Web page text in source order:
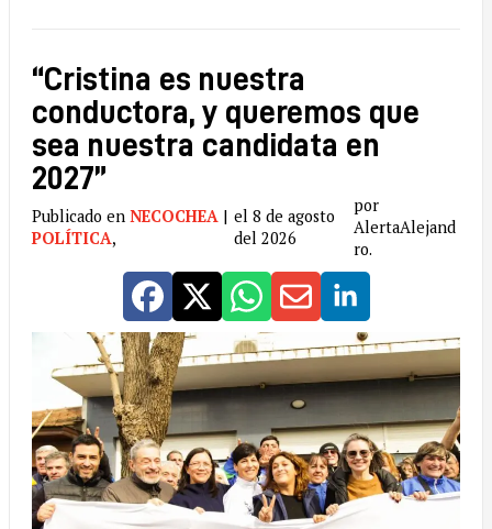
“Cristina es nuestra
conductora, y queremos que
sea nuestra candidata en
2027”
Publicado en NECOCHEA |
POLÍTICA,
el 8 de agosto
del 2026
por
AlertaAlejand
ro.